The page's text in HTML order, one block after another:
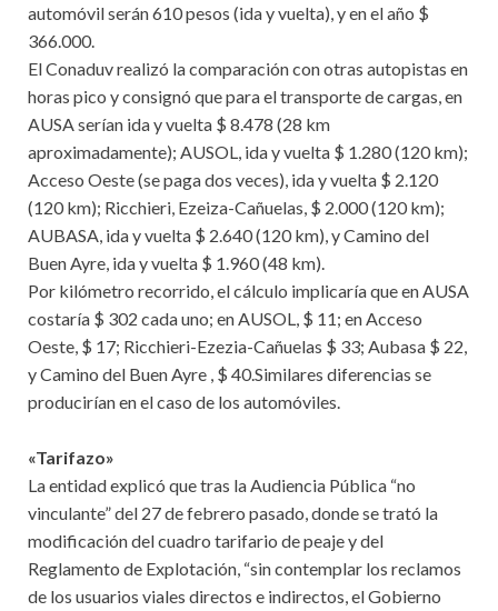
automóvil serán 610 pesos (ida y vuelta), y en el año $
366.000.
El Conaduv realizó la comparación con otras autopistas en
horas pico y consignó que para el transporte de cargas, en
AUSA serían ida y vuelta $ 8.478 (28 km
aproximadamente); AUSOL, ida y vuelta $ 1.280 (120 km);
Acceso Oeste (se paga dos veces), ida y vuelta $ 2.120
(120 km); Ricchieri, Ezeiza-Cañuelas, $ 2.000 (120 km);
AUBASA, ida y vuelta $ 2.640 (120 km), y Camino del
Buen Ayre, ida y vuelta $ 1.960 (48 km).
Por kilómetro recorrido, el cálculo implicaría que en AUSA
costaría $ 302 cada uno; en AUSOL, $ 11; en Acceso
Oeste, $ 17; Ricchieri-Ezezia-Cañuelas $ 33; Aubasa $ 22,
y Camino del Buen Ayre , $ 40.Similares diferencias se
producirían en el caso de los automóviles.
«Tarifazo»
La entidad explicó que tras la Audiencia Pública “no
vinculante” del 27 de febrero pasado, donde se trató la
modificación del cuadro tarifario de peaje y del
Reglamento de Explotación, “sin contemplar los reclamos
de los usuarios viales directos e indirectos, el Gobierno